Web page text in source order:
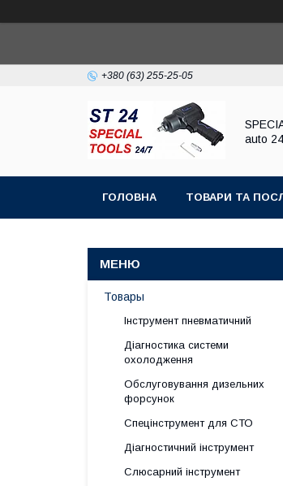
+380 (63) 255-25-05
auto
ГОЛОВНА ТОВАРИ ТА
Товары
Інструмент пневматичний
Діагностика системи
охолодження
Обслуговування дизельних
форсунок
Спецінструмент для СТО
Діагностичний інструмент
Слюсарний інструмент